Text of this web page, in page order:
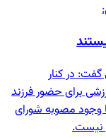
در کنار
برای حضور فرزند
وجود مصوبه شورای
نیست.